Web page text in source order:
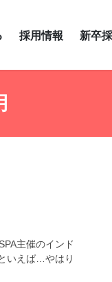
採用情報 新卒
主催のインド
いえば…やはり